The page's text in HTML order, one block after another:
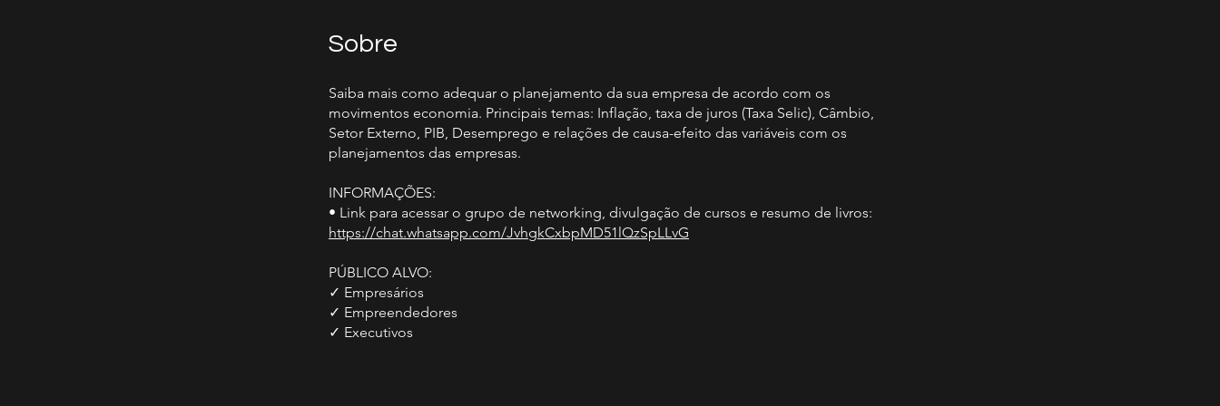
Sobre
Saiba mais como adequar o planejamento da sua empresa de acordo com os
movimentos economia. Principais temas: Inflação, taxa de juros (Taxa Selic), Câmbio,
Setor Externo, PIB, Desemprego e relações de causa-efeito das variáveis com os
planejamentos das empresas.
INFORMAÇÕES:
• Link para acessar o grupo de networking, divulgação de cursos e resumo de livros:
https://chat.whatsapp.com/JvhgkCxbpMD51lQzSpLLvG
PÚBLICO ALVO:
✓ Empresários
✓ Empreendedores
✓ Executivos